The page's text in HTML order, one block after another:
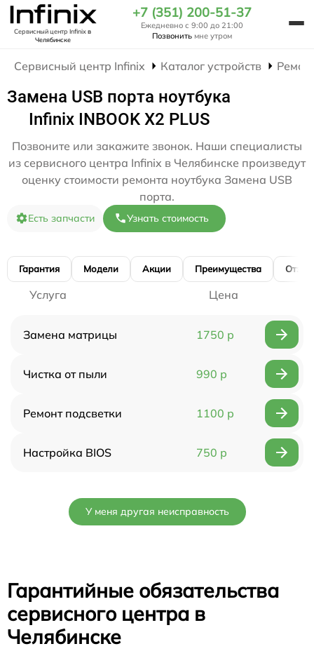
Сервисный центр Infinixв
Челябинске
+7 (351) 200-51-37
Ежедневно с 9:00 до 21:00
Позвонить мне утром
Сервисный центр Infinix Каталог устройств
Замена USB порта ноутбука
Infinix INBOOK X2 PLUS
Позвоните или закажите звонок. Наши специалисты
из сервисного центра Infinix в Челябинске произведут
оценку стоимости ремонта ноутбука Замена USB
порта.
Есть запчасти Узнать стоимость
Гарантия Модели Акции Преимущества
Услуга Цена
Замена матрицы 1750 р
Чистка от пыли 990 р
Ремонт подсветки 1100 р
Настройка BIOS 750 р
У меня другая неисправность
Гарантийные обязательства
сервисного центра в
Челябинске